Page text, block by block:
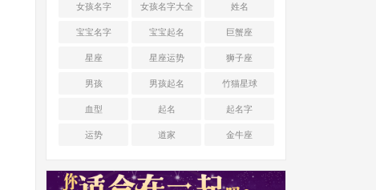
女孩名字 女孩名字大全 姓名
宝宝名字 宝宝起名 巨蟹座
星座 星座运势 狮子座
男孩 男孩起名 竹猫星球
血型 起名 起名字
运势 道家 金牛座